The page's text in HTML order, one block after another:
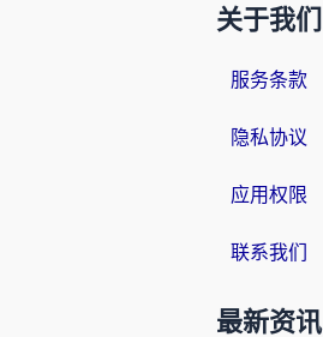
关于我们
服务条款
隐私协议
应用权限
联系我们
最新资讯